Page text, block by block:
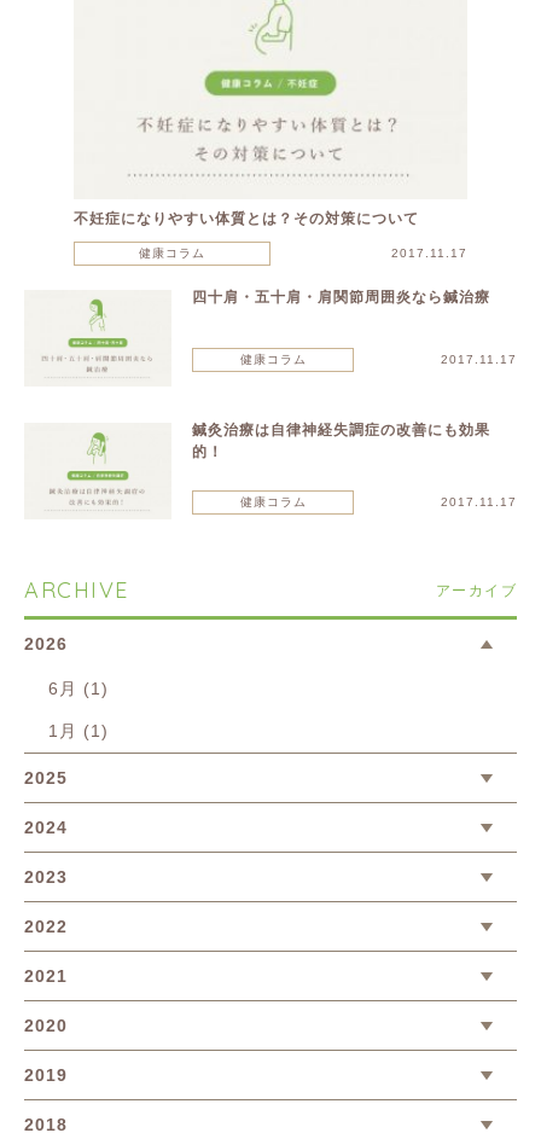
不妊症になりやすい体質とは？その対策について
健康コラム 2017.11.17
四十肩・五十肩・肩関節周囲炎なら鍼治療
健康コラム 2017.11.17
鍼灸治療は自律神経失調症の改善にも効果
的！
健康コラム 2017.11.17
ARCHIVE アーカイブ
2026
6月 (1)
1月 (1)
2025
2024
2023
2022
2021
2020
2019
2018